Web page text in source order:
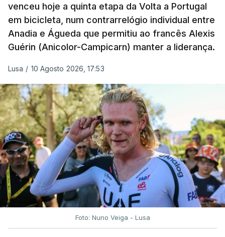
venceu hoje a quinta etapa da Volta a Portugal
em bicicleta, num contrarrelógio individual entre
Anadia e Águeda que permitiu ao francês Alexis
Guérin (Anicolor-Campicarn) manter a liderança.
Lusa / 10 Agosto 2026, 17:53
Foto: Nuno Veiga - Lusa